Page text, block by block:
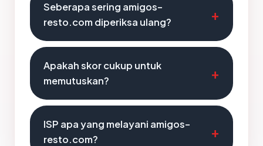
Seberapa sering amigos-
resto.com diperiksa ulang?
Apakah skor cukup untuk
memutuskan?
ISP apa yang melayani amigos-
resto.com?